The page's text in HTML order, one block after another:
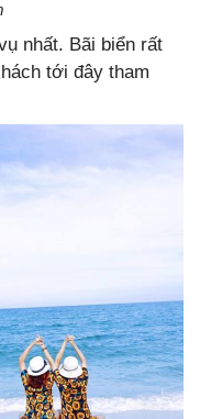
nhất. Bãi biển rất
tới đây tham